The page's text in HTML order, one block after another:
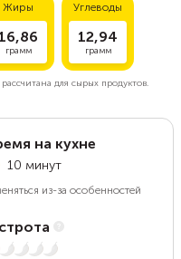
Жиры
16,86
грамм
Углеводы
12,94
грамм
для сырых продуктов.
на кухне
10 минут
из-за особенностей
5